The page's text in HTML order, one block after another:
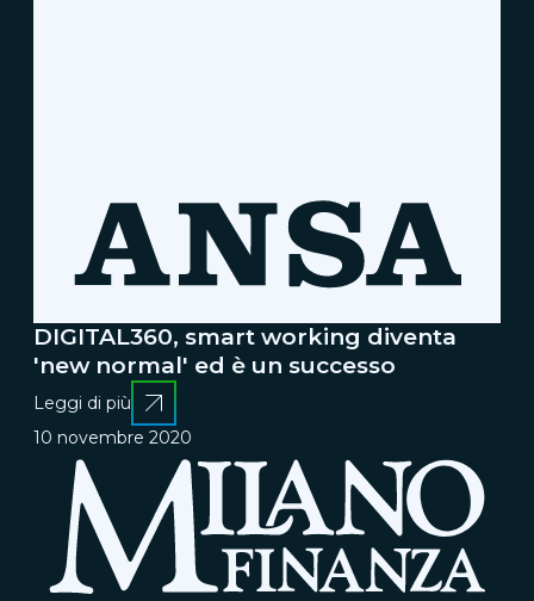
DIGITAL360, smart working diventa
'new normal' ed è un successo
Leggi di più
10 novembre 2020